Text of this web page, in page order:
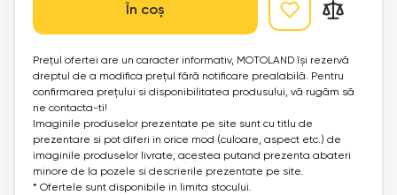
În coș
Prețul ofertei are un caracter informativ, MOTOLAND își rezervă
dreptul de a modifica prețul fără notificare prealabilă. Pentru
confirmarea prețului si disponibilitatea produsului, vă rugăm să
ne contacta-ti!
Imaginile produselor prezentate pe site sunt cu titlu de
prezentare si pot diferi in orice mod (culoare, aspect etc.) de
imaginile produselor livrate, acestea putand prezenta abateri
minore de la pozele si descrierile prezentate pe site.
* Ofertele sunt disponibile in limita stocului.